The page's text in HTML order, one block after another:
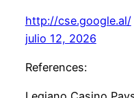
http://cse.google.al/
julio 12, 2026
References: